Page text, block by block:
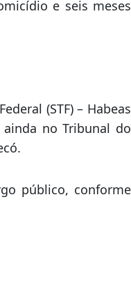
antes do início do
e seis meses
(STF) – Habeas